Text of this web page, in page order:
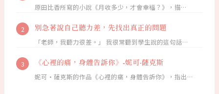
原田比香所寫的小說《月收多少，才會幸福？》，描…
別急著說自己聽力差，先找出真正的問題
「老師，我聽力很差。」 我很常聽到學生說的這句話…
《心裡的痛，身體告訴你》-妮可·薩克斯
妮可·薩克斯的作品《心裡的痛，身體告訴你》，指出…